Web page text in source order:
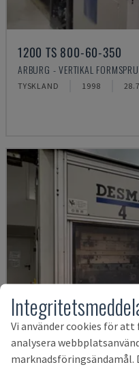
1200 TS 800-60-350
ARBURG - VERTIKAL
TYSKLAND 1998
Vi använder cookies för
analysera